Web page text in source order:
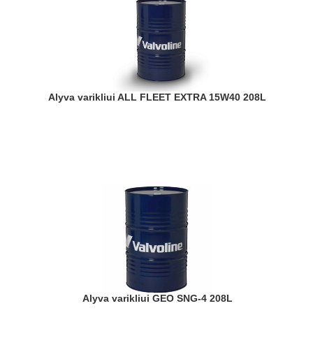
Alyva varikliui ALL FLEET EXTRA 15W40 208L
Alyva varikliui GEO SNG-4 208L